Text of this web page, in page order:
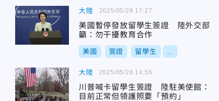
大陸
美國暫停發放留學生簽證 陸外交部
籲：勿干擾教育合作
美國 簽證 留學生
2025/05/28 17:27
大陸
川普喊卡留學生簽證 陸駐美使館：
目前正常但領護照要「預約」
2025/05/28 14:56